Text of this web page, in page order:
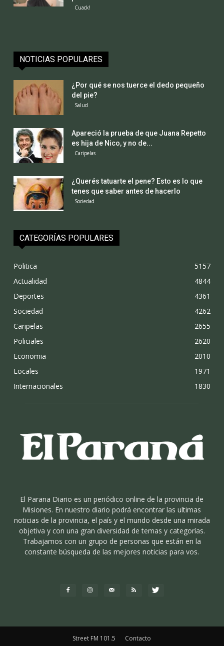
Cuack!
NOTICIAS POPULARES
¿Por qué se nos tuerce el dedo pequeño
del pie?
Salud
Apareció la prueba de que Juana Repetto
es hija de Nico, y no de...
Caripelas
¿Querés tatuarte el pene? Esto es lo que
tenes que saber antes de hacerlo
Sociedad
CATEGORÍAS POPULARES
Politica
5157
Actualidad
4844
Deportes
4361
Sociedad
4262
Caripelas
2655
Policiales
2620
Economia
2010
Locales
1971
Internacionales
1830
El Parana Diario es un periódico online de la provincia de
Misiones. En nuestro diario podrá encontrar las ultimas
noticias de la provincia, el país y el mundo desde una mirada
objetiva y con una gran diversidad de temas y categorías.
Trabajamos con un grupo de personas que están en la
constante búsqueda de las mejores noticias para vos.
Street FM 101.5 Contacto